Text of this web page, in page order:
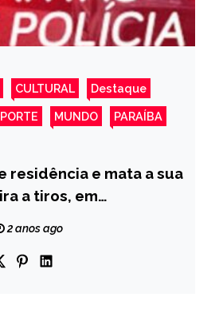
CULTURAL Destaque
MUNDO PARAÍBA
residência e mata a sua
a tiros, em
2 anos ago